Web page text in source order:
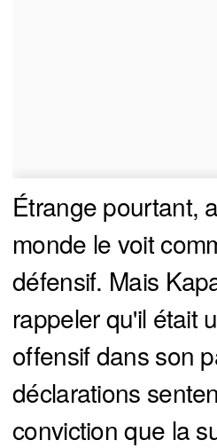
Étrange pourtant,
monde le voit
défensif. Mais
rappeler qu'il était
offensif dans son
déclarations
conviction que la